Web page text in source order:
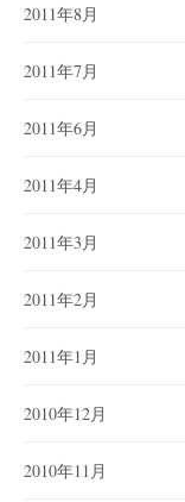
2011年8月
2011年7月
2011年6月
2011年4月
2011年3月
2011年2月
2011年1月
2010年12月
2010年11月